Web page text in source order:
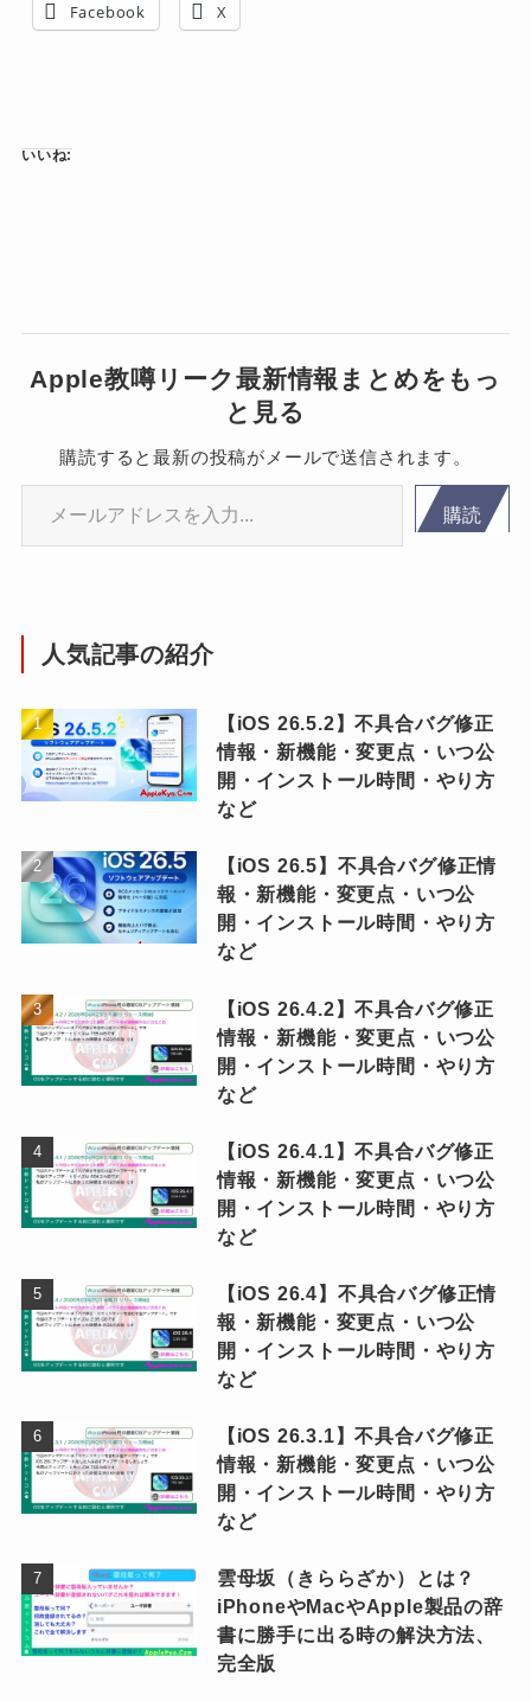
Facebook X
いいね:
Apple教噂リーク最新情報まとめをもっ
と見る
購読すると最新の投稿がメールで送信されます。
メールアドレスを入力...
購読
人気記事の紹介
【iOS 26.5.2】不具合バグ修正
情報・新機能・変更点・いつ公
開・インストール時間・やり方
など
【iOS 26.5】不具合バグ修正情
報・新機能・変更点・いつ公
開・インストール時間・やり方
など
【iOS 26.4.2】不具合バグ修正
情報・新機能・変更点・いつ公
開・インストール時間・やり方
など
【iOS 26.4.1】不具合バグ修正
情報・新機能・変更点・いつ公
開・インストール時間・やり方
など
【iOS 26.4】不具合バグ修正情
報・新機能・変更点・いつ公
開・インストール時間・やり方
など
【iOS 26.3.1】不具合バグ修正
情報・新機能・変更点・いつ公
開・インストール時間・やり方
など
雲母坂（きららざか）とは？
iPhoneやMacやApple製品の辞
書に勝手に出る時の解決方法、
完全版